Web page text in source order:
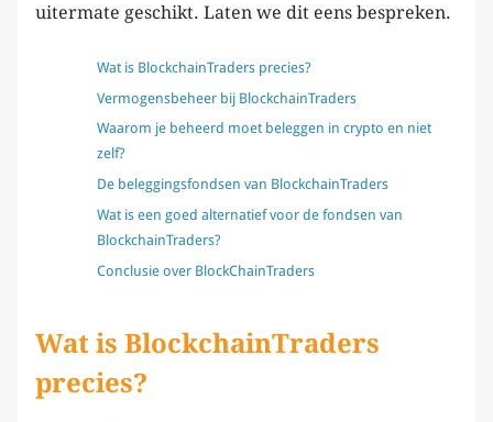
uitermate geschikt. Laten we dit eens bespreken.
Wat is BlockchainTraders precies?
Vermogensbeheer bij BlockchainTraders
Waarom je beheerd moet beleggen in crypto en niet
zelf?
De beleggingsfondsen van BlockchainTraders
Wat is een goed alternatief voor de fondsen van
BlockchainTraders?
Conclusie over BlockChainTraders
Wat is BlockchainTraders
precies?